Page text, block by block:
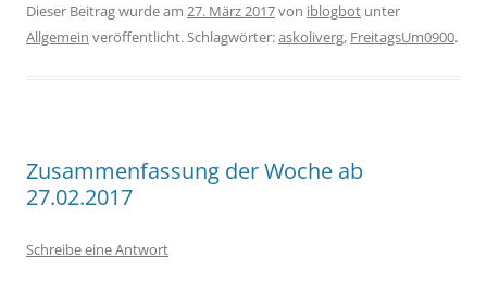
Dieser Beitrag wurde am 27. März 2017von iblogbot unter
Allgemein veröffentlicht. Schlagwörter:askoliverg, FreitagsUm0900.
Zusammenfassung der Woche ab
27.02.2017
Schreibe eine Antwort